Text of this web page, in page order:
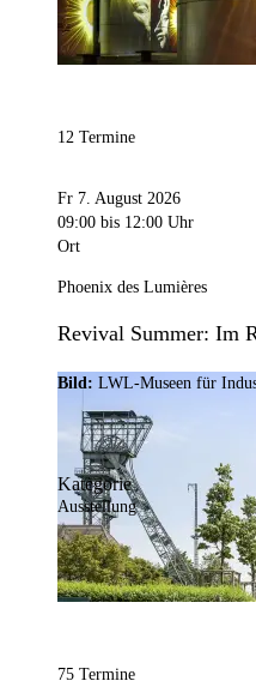
12 Termine
Fr 7. August 2026
09:00 bis 12:00 Uhr
Ort
Phoenix des Lumières
Revival Summer: Im
Bild: LWL-Museen für
Kategorie
Ausstellung
75 Termine